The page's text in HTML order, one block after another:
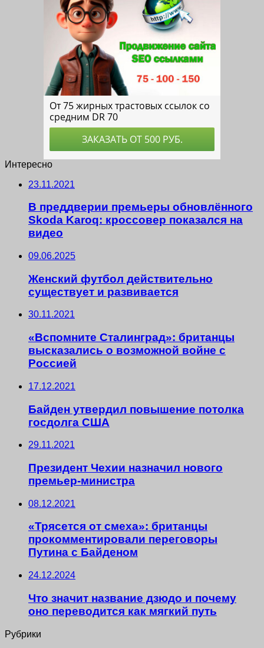
Интересно
23.11.2021
В преддверии премьеры обновлённого
Skoda Karoq: кроссовер показался на
видео
09.06.2025
Женский футбол действительно
существует и развивается
30.11.2021
«Вспомните Сталинград»: британцы
высказались о возможной войне с
Россией
17.12.2021
Байден утвердил повышение потолка
госдолга США
29.11.2021
Президент Чехии назначил нового
премьер-министра
08.12.2021
«Трясется от смеха»: британцы
прокомментировали переговоры
Путина с Байденом
24.12.2024
Что значит название дзюдо и почему
оно переводится как мягкий путь
Рубрики